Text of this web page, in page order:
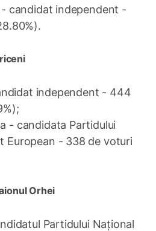
- candidat independent -
independent - 444
- candidata Partidului
European - 338 de voturi
Orhei
Partidului Național